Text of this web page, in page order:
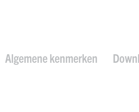
Algemene kenmerken